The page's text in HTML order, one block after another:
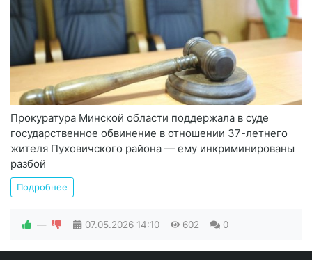
Прокуратура Минской области поддержала в суде
государственное обвинение в отношении 37-летнего
жителя Пуховичского района — ему инкриминированы
разбой
Подробнее
— 07.05.2026 14:10 602 0